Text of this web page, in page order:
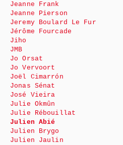
Jeanne Frank
Jeanne Pierson
Jeremy Boulard Le Fur
Jérôme Fourcade
Jiho
JMB
Jo Orsat
Jo Vervoort
Joël Cimarrón
Jonas Sénat
José Vieira
Julie Okmûn
Julie Rébouillat
Julien Abié
Julien Brygo
Julien Jaulin